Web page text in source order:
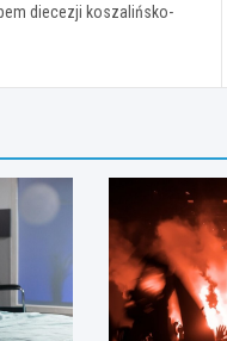
diecezji koszalińsko-